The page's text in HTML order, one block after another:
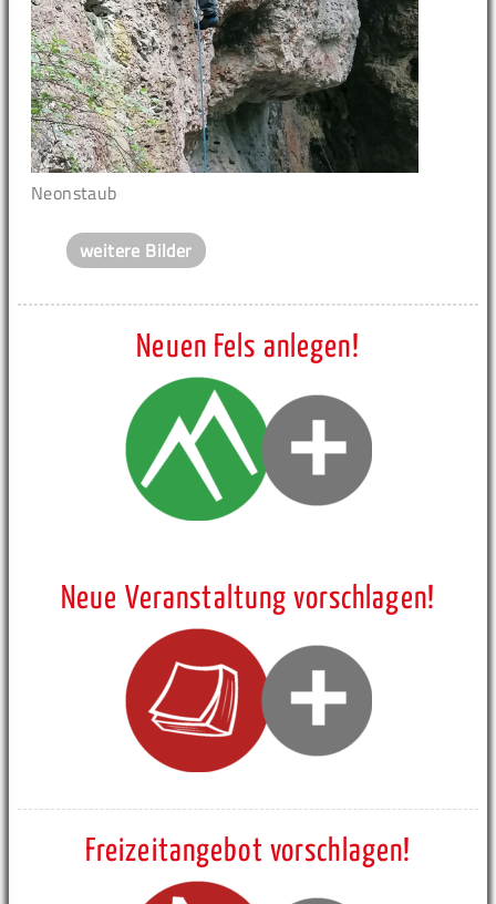
Neonstaub
weitere Bilder
Neuen Fels anlegen!
Neue Veranstaltung vorschlagen!
Freizeitangebot vorschlagen!